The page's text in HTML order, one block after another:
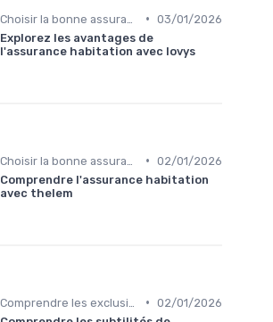
• 03/01/2026
Explorez les avantages de
l'assurance habitation avec lovys
• 02/01/2026
Comprendre l'assurance habitation
avec thelem
• 02/01/2026